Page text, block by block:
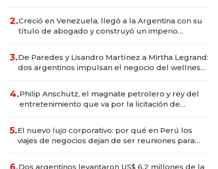
2.Creció en Venezuela, llegó a la Argentina con su
título de abogado y construyó un imperio
3.De Paredes y Lisandro Martínez a Mirtha Legrand:
dos argentinos impulsan el negocio del wellness
4.Philip Anschutz, el magnate petrolero y rey del
entretenimiento que va por la licitación de
5.El nuevo lujo corporativo: por qué en Perú los
viajes de negocios dejan de ser reuniones para
Dos argentinos levantaron US$ 6,2 millones de la